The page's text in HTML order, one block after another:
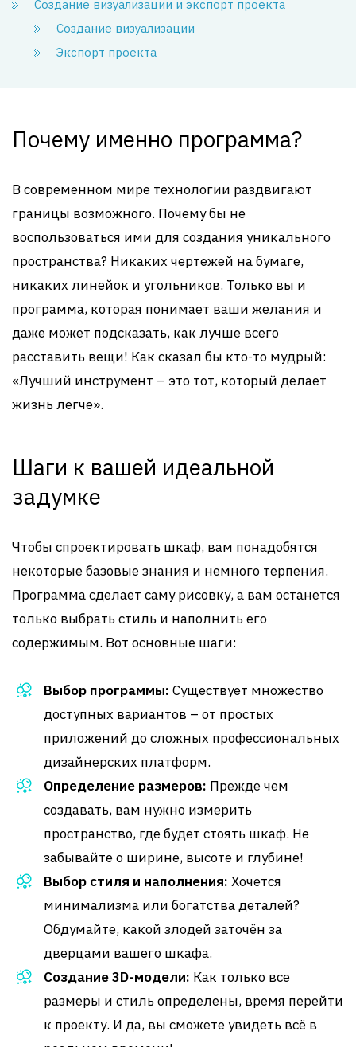
Создание визуализации и экспорт проекта
Создание визуализации
Экспорт проекта
Почему именно программа?
В современном мире технологии раздвигают
границы возможного. Почему бы не
воспользоваться ими для создания уникального
пространства? Никаких чертежей на бумаге,
никаких линейок и угольников. Только вы и
программа, которая понимает ваши желания и
даже может подсказать, как лучше всего
расставить вещи! Как сказал бы кто-то мудрый:
«Лучший инструмент – это тот, который делает
жизнь легче».
Шаги к вашей идеальной
задумке
Чтобы спроектировать шкаф, вам понадобятся
некоторые базовые знания и немного терпения.
Программа сделает саму рисовку, а вам останется
только выбрать стиль и наполнить его
содержимым. Вот основные шаги:
Выбор программы: Существует множество
доступных вариантов – от простых
приложений до сложных профессиональных
дизайнерских платформ.
Определение размеров: Прежде чем
создавать, вам нужно измерить
пространство, где будет стоять шкаф. Не
забывайте о ширине, высоте и глубине!
Выбор стиля и наполнения: Хочется
минимализма или богатства деталей?
Обдумайте, какой злодей заточён за
дверцами вашего шкафа.
Создание 3D-модели: Как только все
размеры и стиль определены, время перейти
к проекту. И да, вы сможете увидеть всё в